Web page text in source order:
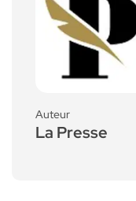
Auteur
La Presse